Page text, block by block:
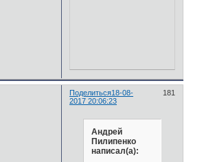
Поделиться 181
18-08-
2017 20:06:23
Андрей
Пилипенко
написал(а):